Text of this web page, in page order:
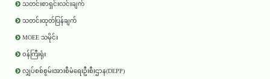
သတင်းစာရှင်းလင်းချက်
သတင်းထုတ်ပြန်ချက်
MOEE သမိုင်း
ဝန်ကြီးရုံး
လျှပ်စစ်စွမ်းအားစီမံရေးဦးစီးဌာန(DEPP)